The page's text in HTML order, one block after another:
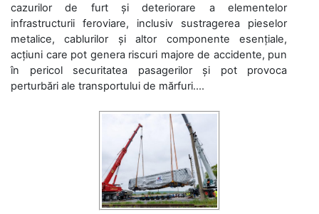
cazurilor de furt și deteriorare a elementelor
infrastructurii feroviare, inclusiv sustragerea pieselor
metalice, cablurilor și altor componente esențiale,
acțiuni care pot genera riscuri majore de accidente, pun
în pericol securitatea pasagerilor și pot provoca
perturbări ale transportului de mărfuri....